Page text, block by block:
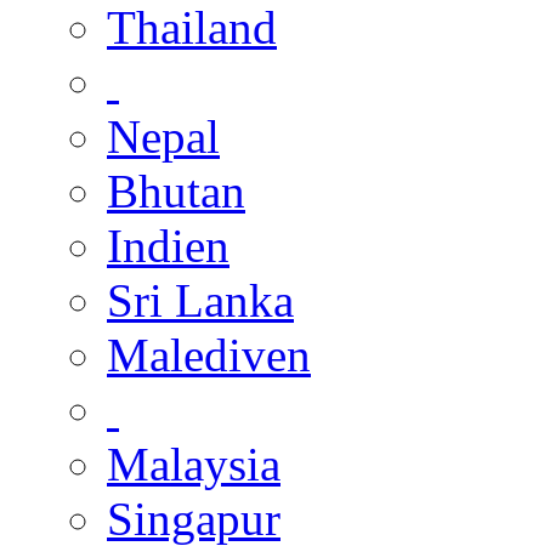
Thailand
Nepal
Bhutan
Indien
Sri Lanka
Malediven
Malaysia
Singapur